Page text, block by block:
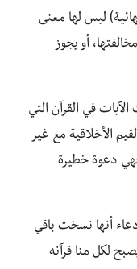
ليس لها معنى
أو يجوز
في القرآن التي
الأخلاقية مع غير
دعوة خطيرة
أنها نسخت باقي
لكل منا قرآنه